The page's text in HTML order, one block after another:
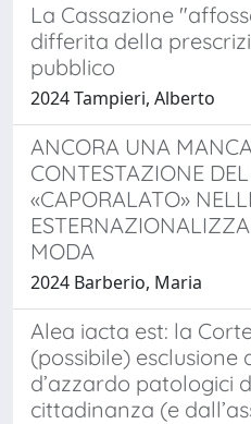
La Cassazione
differita della
pubblico
2024 Tampieri, Alberto
ANCORA UNA
CONTESTAZIONE
«CAPORALATO»
MODA
2024 Barberio, Maria
Alea iacta est: la
(possibile) esclusione
d’azzardo patologici
cittadinanza (e